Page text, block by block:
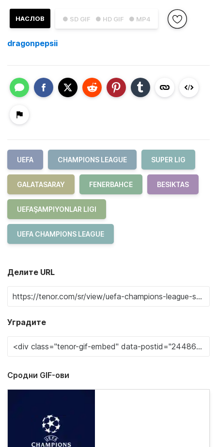
● SD GIF ● HD GIF ● MP4
НАСЛОВ
dragonpepsii
UEFA CHAMPIONS LEAGUE SUPER LIG
GALATASARAY FENERBAHCE BESIKTAS
UEFAŞAMPIYONLAR LIGI
UEFA CHAMPIONS LEAGUE
Делите URL
Уградите
Сродни GIF-ови